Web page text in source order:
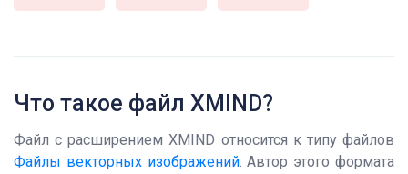
Что такое файл XMIND?
Файл с расширением XMIND относится к типу файлов
Файлы векторных изображений. Автор этого формата